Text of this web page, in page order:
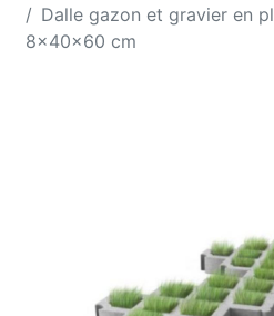
Dalle gazon et gravier en
8x40x60 cm